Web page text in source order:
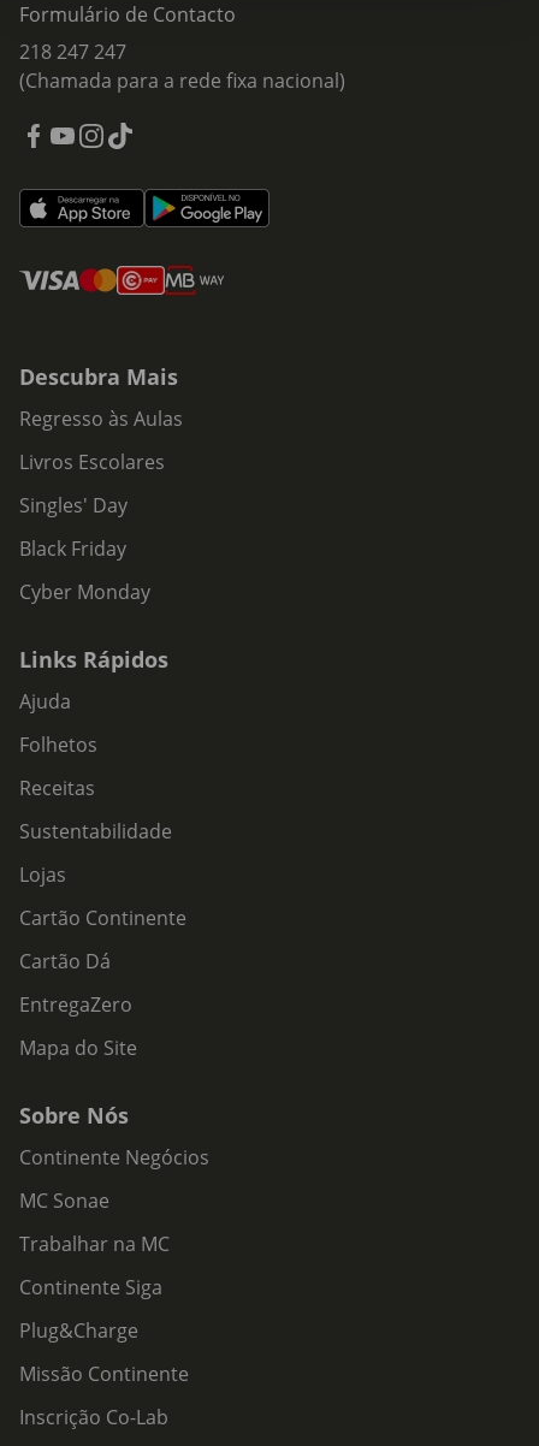
Formulário de Contacto
218 247 247
(Chamada para a rede fixa nacional)
Descubra Mais
Regresso às Aulas
Livros Escolares
Singles' Day
Black Friday
Cyber Monday
Links Rápidos
Ajuda
Folhetos
Receitas
Sustentabilidade
Lojas
Cartão Continente
Cartão Dá
EntregaZero
Mapa do Site
Sobre Nós
Continente Negócios
MC Sonae
Trabalhar na MC
Continente Siga
Plug&Charge
Missão Continente
Inscrição Co-Lab